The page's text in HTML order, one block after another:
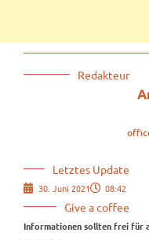
Redakteur
Letztes Update
30. Juni 2021 08:42
Give a coffee
Informationen sollten frei für